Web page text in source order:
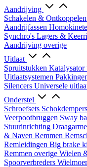
Aandrijving
Schakelen & Ontkoppelen
Aandrijfassen
Synchro's Lagers &
Aandrijving overige
Uitlaat
Spruitstukken Katalysator
Uitlaatsystemen
Silencers Universele
Onderstel
Schroefsets Schokdempers
Veerpootbruggen Sway
Stuurinrichting
& Naven Remmen
Remleidingen Big brake
Remmen overige Wielen
Spoorverbreders